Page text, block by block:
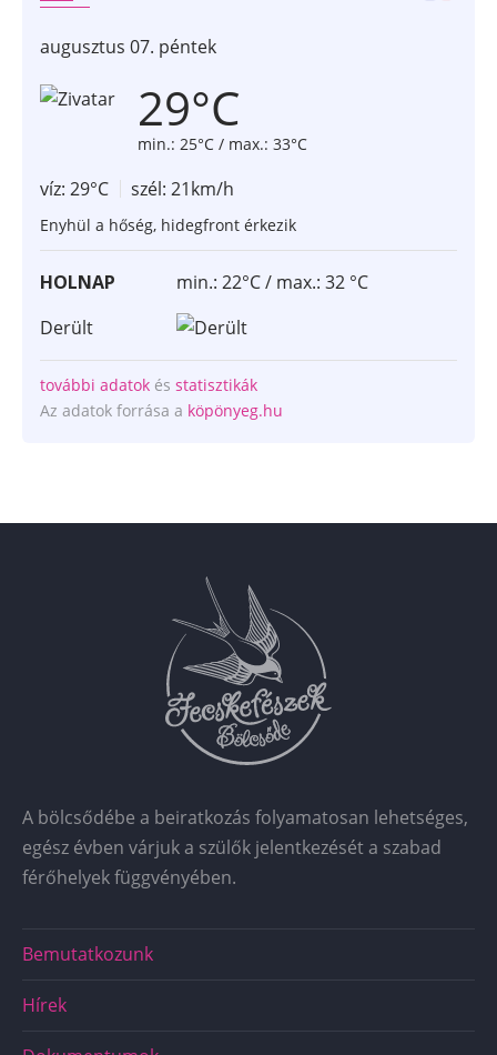
augusztus 07. péntek
29°C
min.: 25°C / max.: 33°C
víz: 29°C szél: 21km/h
Enyhül a hőség, hidegfront érkezik
HOLNAP
min.: 22°C / max.: 32 °C
Derült
további adatok és statisztikák
Az adatok forrása a köpönyeg.hu
A bölcsődébe a beiratkozás folyamatosan lehetséges,
egész évben várjuk a szülők jelentkezését a szabad
férőhelyek függvényében.
Főmenü
BÖLCSŐDE
Bemutatkozunk
Hírek